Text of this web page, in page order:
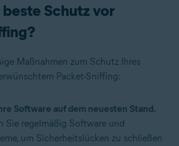
Schutz vor
Maßnahmen zum Schutz Ihres
Packet-Sniffing:
Software auf dem neuesten Stand.
Sie regelmäßig Software und
um Sicherheitslücken zu schließen